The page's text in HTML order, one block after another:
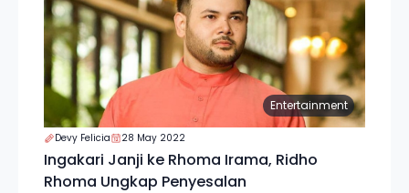
Entertainment
Devy Felicia 28 May 2022
Ingakari Janji ke Rhoma Irama, Ridho
Rhoma Ungkap Penyesalan